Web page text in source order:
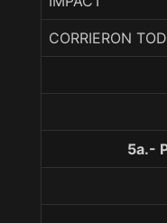
CORRIERON
5a.-